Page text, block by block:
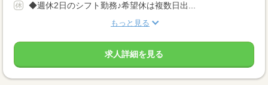
◆週休2日のシフト勤務♪希望休は複数日出...
もっと見る
求人詳細を見る